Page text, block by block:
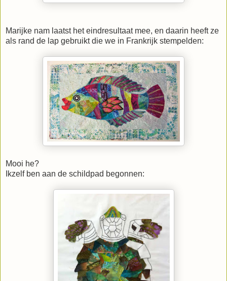
Marijke nam laatst het eindresultaat mee, en daarin heeft ze
als rand de lap gebruikt die we in Frankrijk stempelden:
Mooi he?
Ikzelf ben aan de schildpad begonnen: